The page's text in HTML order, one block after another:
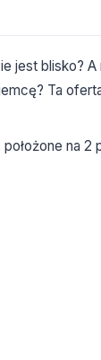
jest blisko? A
Ta
na 2